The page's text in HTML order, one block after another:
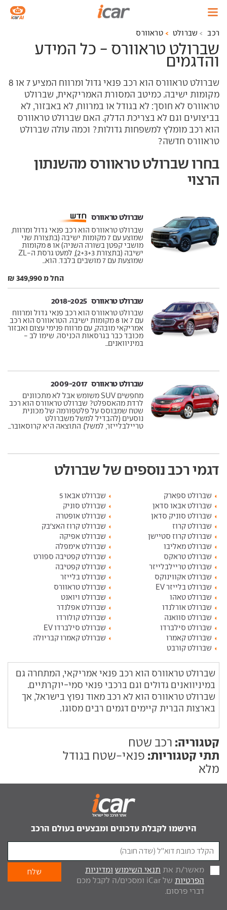
רכב שברולט טראוורס
שברולט טראוורס - כל המידע
והדגמים
שברולט טראוורס הוא רכב פנאי גדול ומרווח המציע 7 או 8
מקומות ישיבה. כמיטב המסורת האמריקאית, שברולט
טראוורס לא חוסך: לא בגודל או במרווח, לא באבזור, לא
בביצועים וגם לא בצריכת הדלק. האם שברולט טראוורס
הוא רכב מומלץ למשפחות גדולות? וכמה עולה שברולט
טראוורס חדשה?
בחרו שברולט טראוורס מהשנתון
הרצוי
שברולט טראוורס ‏
שברולט טראוורס הוא רכב פנאי גדול ומרווח,
שמוצע עם 7 מקומות ישיבה (בתצורת שני
מושבי קפטן בשורה השניה) או 8 מקומות
ישיבה (בתצורת 2+3+3), למעט גרסת ה-ZL
שמוצעת עם 7 מושבים בלבד. הוא...
החל מ 349,990 ₪
שברולט טראוורס ‏ 2018-2025
שברולט טראוורס הוא רכב פנאי גדול ומרווח
עם 7 או 8 מקומות ישיבה. הטראוורס הוא רכב
אמריקאי מובהק, עם מרווח פנימי עצום ואבזור
מכובד כבר בגרסאות הכניסה. שימו לב -
במיניוואנים...
שברולט טראוורס ‏ 2009-2017
מחפשים SUV משומש אבל לא מתכוונים
לרדת מהאספלט? שברולט טראוורס הוא רכב
שטח שמבוסס על פלטפורמה של מכונית
נוסעים (להבדיל למשל משברולט
טריילבלייזר, למשל). התוצאה היא קרוסאובר...
דגמי רכב נוספים של שברולט
שברולט ספארק
שברולט אבאו 5
שברולט אבאו סדאן
שברולט סוניק
שברולט סוניק סדאן
שברולט אופטרה
שברולט קרוז
שברולט קרוז האצ'בק
שברולט קרוז סטיישן
שברולט אפיקה
שברולט מאליבו
שברולט אימפלה
שברולט טראקס
שברולט קפטיבה ספורט
שברולט טריילבלייזר
שברולט קפטיבה
שברולט אקווינוקס
שברולט בלייזר
שברולט בלייזר EV
שברולט טראוורס
שברולט טאהו
שברולט ויואנט
שברולט אורלנדו
שברולט אפלנדר
שברולט סוואנה
שברולט קולורדו
שברולט סילברדו
שברולט סילברדו EV
שברולט קאמרו
שברולט קאמרו קבריולה
שברולט קורבט
שברולט טראוורס הוא רכב פנאי אמריקאי, המתחרה גם
במיניוואנים גדולים וגם ברכבי פנאי סמי-יוקרתיים.
שברולט טראוורס הוא לא רכב מאוד נפוץ בישראל, אך
בארצות הברית קיימים דגמים רבים מסוגו.
קטגוריה: רכב שטח
תתי קטגוריות: פנאי-שטח בגודל
מלא
הירשמו לקבלת עדכונים ומבצעים בעולם הרכב
מאשר/ת את תנאי השימוש ומדיניות
הפרטיות
של iCar ומסכים/ה לקבל מכם
דברי פרסום.